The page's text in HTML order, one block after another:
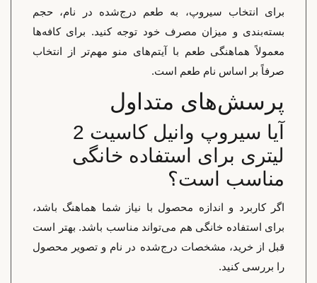
برای انتخاب سیروپ، به طعم درج‌شده در نام، حجم
بسته‌بندی و میزان مصرف خود توجه کنید. برای کافه‌ها
معمولاً هماهنگی طعم با آیتم‌های منو مهم‌تر از انتخاب
صرفاً بر اساس نام طعم است.
پرسش‌های متداول
آیا سیروپ وانیل کاسیت 2
لیتری برای استفاده خانگی
مناسب است؟
اگر کاربرد و اندازه محصول با نیاز شما هماهنگ باشد،
برای استفاده خانگی هم می‌تواند مناسب باشد. بهتر است
قبل از خرید، مشخصات درج‌شده در نام و تصویر محصول
را بررسی کنید.